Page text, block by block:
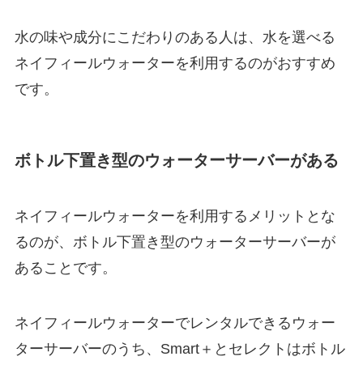
水の味や成分にこだわりのある人は、水を選べる
ネイフィールウォーターを利用するのがおすすめ
です。
ボトル下置き型のウォーターサーバーがある
ネイフィールウォーターを利用するメリットとな
るのが、ボトル下置き型のウォーターサーバーが
あることです。
ネイフィールウォーターでレンタルできるウォー
ターサーバーのうち、Smart＋とセレクトはボトル